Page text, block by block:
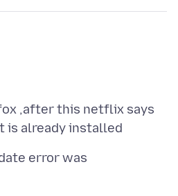
,after this netflix says
error was